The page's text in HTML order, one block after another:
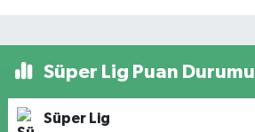
Süper Lig Puan Durumu
Süper Lig